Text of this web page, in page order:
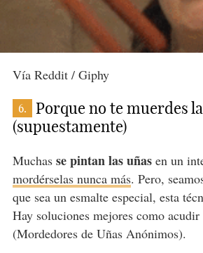
Vía Reddit / Giphy
6.
Porque no te muerdes
(supuestamente)
Muchas se pintan las uñasen un
mordérselas nunca más. Pero,
que sea un esmalte especial, esta
Hay soluciones mejores como
(Mordedores de Uñas Anónimos).